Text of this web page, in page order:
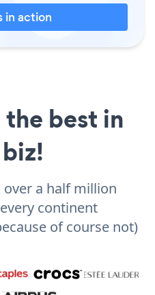
in action
best in
over a half million
continent
of course not)